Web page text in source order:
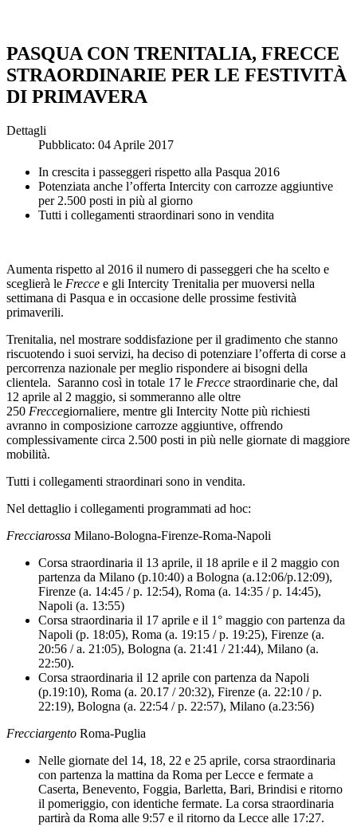
PASQUA CON TRENITALIA, FRECCE
STRAORDINARIE PER LE FESTIVITÀ
DI PRIMAVERA
Dettagli
Pubblicato: 04 Aprile 2017
In crescita i passeggeri rispetto alla Pasqua 2016
Potenziata anche l’offerta Intercity con carrozze aggiuntive
per 2.500 posti in più al giorno
Tutti i collegamenti straordinari sono in vendita
Aumenta rispetto al 2016 il numero di passeggeri che ha scelto e
sceglierà le Frecce e gli Intercity Trenitalia per muoversi nella
settimana di Pasqua e in occasione delle prossime festività
primaverili.
Trenitalia, nel mostrare soddisfazione per il gradimento che stanno
riscuotendo i suoi servizi, ha deciso di potenziare l’offerta di corse a
percorrenza nazionale per meglio rispondere ai bisogni della
clientela. Saranno così in totale 17 le Frecce straordinarie che, dal
12 aprile al 2 maggio, si sommeranno alle oltre
250 Freccegiornaliere, mentre gli Intercity Notte più richiesti
avranno in composizione carrozze aggiuntive, offrendo
complessivamente circa 2.500 posti in più nelle giornate di maggiore
mobilità.
Tutti i collegamenti straordinari sono in vendita.
Nel dettaglio i collegamenti programmati ad hoc:
Frecciarossa Milano-Bologna-Firenze-Roma-Napoli
Corsa straordinaria il 13 aprile, il 18 aprile e il 2 maggio con
partenza da Milano (p.10:40) a Bologna (a.12:06/p.12:09),
Firenze (a. 14:45 / p. 12:54), Roma (a. 14:35 / p. 14:45),
Napoli (a. 13:55)
Corsa straordinaria il 17 aprile e il 1° maggio con partenza da
Napoli (p. 18:05), Roma (a. 19:15 / p. 19:25), Firenze (a.
20:56 / a. 21:05), Bologna (a. 21:41 / 21:44), Milano (a.
22:50).
Corsa straordinaria il 12 aprile con partenza da Napoli
(p.19:10), Roma (a. 20.17 / 20:32), Firenze (a. 22:10 / p.
22:19), Bologna (a. 22:54 / p. 22:57), Milano (a.23:56)
Frecciargento Roma-Puglia
Nelle giornate del 14, 18, 22 e 25 aprile, corsa straordinaria
con partenza la mattina da Roma per Lecce e fermate a
Caserta, Benevento, Foggia, Barletta, Bari, Brindisi e ritorno
il pomeriggio, con identiche fermate. La corsa straordinaria
partirà da Roma alle 9:57 e il ritorno da Lecce alle 17:27.